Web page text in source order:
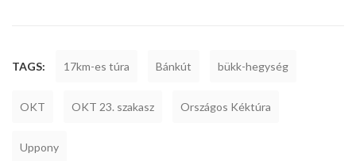
TAGS: 17km-es túra Bánkút bükk-hegység
OKT OKT 23. szakasz Országos Kéktúra
Uppony